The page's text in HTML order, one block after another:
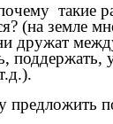
такие
(на земле
дружат
поддержать,
предложить